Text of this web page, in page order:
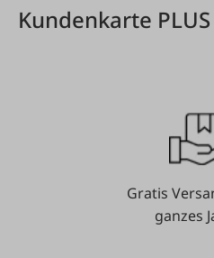
Kundenkarte
Gratis
ganzes